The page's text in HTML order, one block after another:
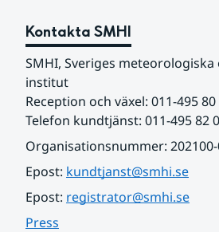
Kontakta SMHI
SMHI, Sveriges
institut
Reception och växel: 011-495 80
Telefon kundtjänst: 011-495 82
Organisationsnummer:
Epost: kundtjanst@smhi.se
Epost: registrator@smhi.se
Press